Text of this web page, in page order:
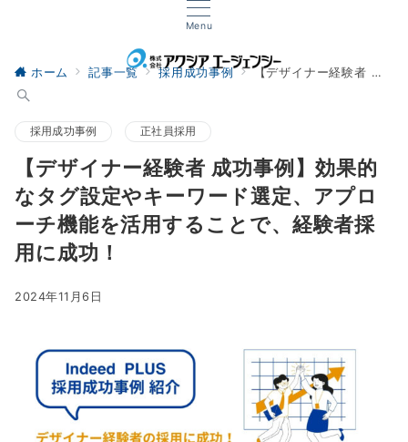
Menu
ホーム 記事一覧 採用成功事例 【デザイナー経験者 成功事例】効果的なタグ設定やキーワード選定、アプローチ機能を活用することで、経験者採用に成功！
採用成功事例 正社員採用
【デザイナー経験者 成功事例】効果的
なタグ設定やキーワード選定、アプロ
ーチ機能を活用することで、経験者採
用に成功！
2024年11月6日